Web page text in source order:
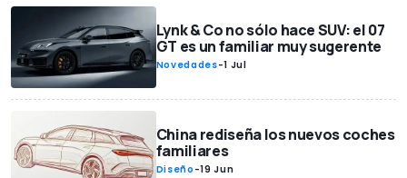
Lynk & Co no sólo hace SUV: el 07
GT es un familiar muy sugerente
Novedades-1 Jul
China rediseña los nuevos coches
familiares
Diseño -19 Jun